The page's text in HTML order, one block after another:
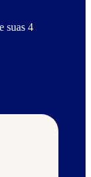
suas 4